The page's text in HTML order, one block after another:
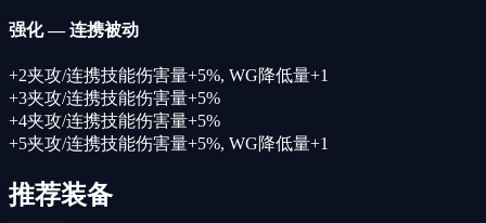
强化—连携被动
+2夹攻/连携技能伤害量+5%, WG降低量+1
+3夹攻/连携技能伤害量+5%
+4夹攻/连携技能伤害量+5%
+5夹攻/连携技能伤害量+5%, WG降低量+1
推荐装备